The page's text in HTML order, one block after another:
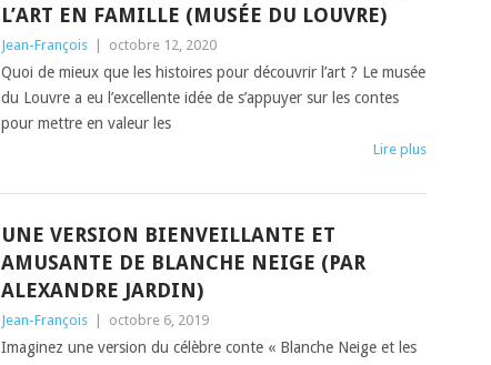
L’ART EN FAMILLE (MUSÉE DU LOUVRE)
Jean-François octobre 12, 2020
Quoi de mieux que les histoires pour découvrir l’art ? Le musée
du Louvre a eu l’excellente idée de s’appuyer sur les contes
pour mettre en valeur les
Lire plus
UNE VERSION BIENVEILLANTE ET
AMUSANTE DE BLANCHE NEIGE (PAR
ALEXANDRE JARDIN)
Jean-François octobre 6, 2019
Imaginez une version du célèbre conte « Blanche Neige et les